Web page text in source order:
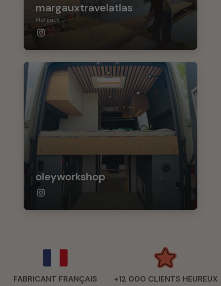
margauxtravelatlas
Margaux
oleyworkshop
FABRICANT FRANÇAIS +12 000 CLIENTS HEUREUX